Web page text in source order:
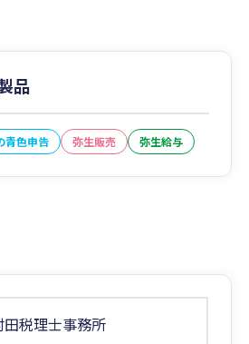
品
青色申告 弥生販売 弥生給与
田税理士事務所